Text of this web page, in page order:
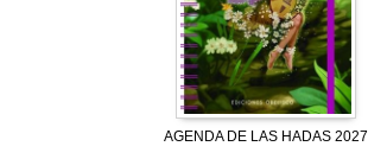
AGENDA DE LAS HADAS 2027